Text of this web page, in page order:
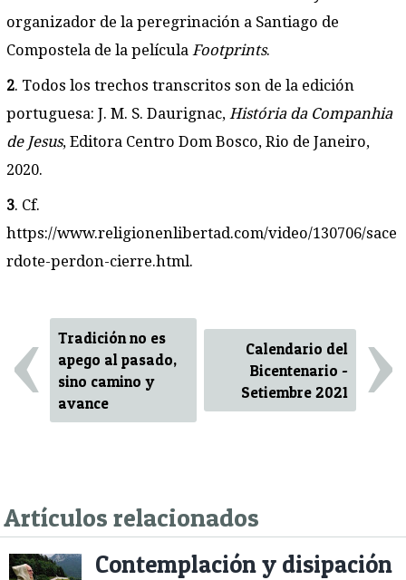
organizador de la peregrinación a Santiago de
Compostela de la película Footprints.
2. Todos los trechos transcritos son de la edición
portuguesa: J. M. S. Daurignac, História da Companhia
de Jesus, Editora Centro Dom Bosco, Rio de Janeiro,
2020.
3. Cf.
https://www.religionenlibertad.com/video/130706/sace
rdote-perdon-cierre.html.
‹
Tradición no es
apego al pasado,
sino camino y
avance
Calendario del
Bicentenario -
Setiembre 2021
›
Artículos relacionados
Contemplación y disipación